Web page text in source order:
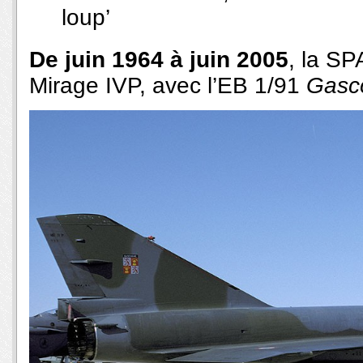
loup’
De juin 1964 à juin 2005, la
Mirage IVP, avec l’EB 1/91